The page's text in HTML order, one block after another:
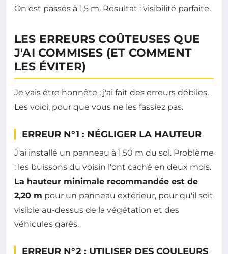
On est passés à 1,5 m. Résultat : visibilité parfaite.
LES ERREURS COÛTEUSES QUE
J'AI COMMISES (ET COMMENT
LES ÉVITER)
Je vais être honnête : j'ai fait des erreurs débiles.
Les voici, pour que vous ne les fassiez pas.
ERREUR N°1 : NÉGLIGER LA HAUTEUR
J'ai installé un panneau à 1,50 m du sol. Problème
: les buissons du voisin l'ont caché en deux mois.
La hauteur minimale recommandée est de
2,20 m pour un panneau extérieur, pour qu'il soit
visible au-dessus de la végétation et des
véhicules garés.
ERREUR N°2 : UTILISER DES COULEURS